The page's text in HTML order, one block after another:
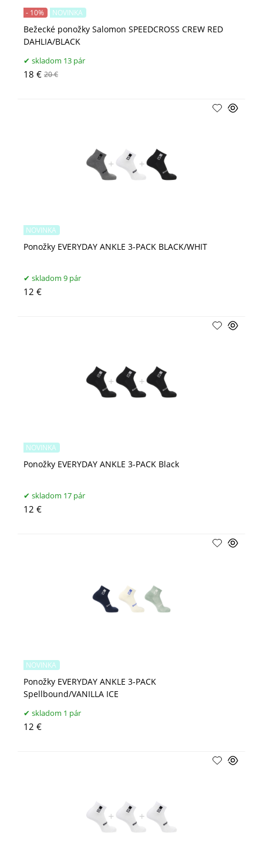
Bežecké ponožky Salomon SPEEDCROSS CREW RED
DAHLIA/BLACK
- 10% NOVINKA
skladom 13 pár
18 € 20 €
Ponožky EVERYDAY ANKLE 3-PACK BLACK/WHIT
NOVINKA
skladom 9 pár
12 €
Ponožky EVERYDAY ANKLE 3-PACK Black
NOVINKA
skladom 17 pár
12 €
Ponožky EVERYDAY ANKLE 3-PACK
Spellbound/VANILLA ICE
NOVINKA
skladom 1 pár
12 €